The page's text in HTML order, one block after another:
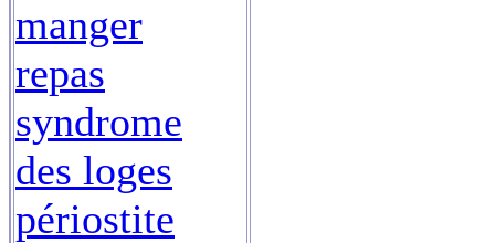
manger
repas
syndrome
des loges
périostite